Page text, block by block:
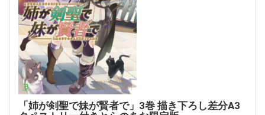
「姉が剣聖で妹が賢者で」3巻 描き下ろし差分A3